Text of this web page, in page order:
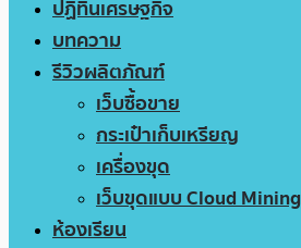
ปฏิทินเศรษฐกิจ
บทความ
รีวิวผลิตภัณฑ์
เว็บซื้อขาย
กระเป๋าเก็บเหรียญ
เครื่องขุด
เว็บขุดแบบ Cloud Mining
ห้องเรียน